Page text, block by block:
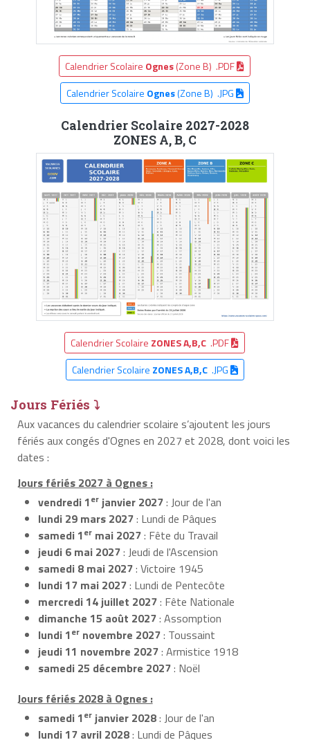
Calendrier Scolaire Ognes(Zone B) .PDF
Calendrier Scolaire Ognes(Zone B) .JPG
Calendrier Scolaire 2027-2028
ZONES A, B, C
Calendrier Scolaire ZONES A,B,C .PDF
Calendrier Scolaire ZONES A,B,C.JPG
Jours Fériés ⤵
Aux vacances du calendrier scolaire s’ajoutent les jours
fériés aux congés d'Ognes en 2027 et 2028, dont voici les
dates :
Jours fériés 2027 à Ognes :
vendredi 1er janvier 2027: Jour de l'an
lundi 29 mars 2027: Lundi de Pâques
samedi 1er mai 2027: Fête du Travail
jeudi 6 mai 2027: Jeudi de l'Ascension
samedi 8 mai 2027: Victoire 1945
lundi 17 mai 2027: Lundi de Pentecôte
mercredi 14 juillet 2027: Fête Nationale
dimanche 15 août 2027: Assomption
lundi 1er novembre 2027: Toussaint
jeudi 11 novembre 2027: Armistice 1918
samedi 25 décembre 2027: Noël
Jours fériés 2028 à Ognes :
samedi 1er janvier 2028: Jour de l'an
lundi 17 avril 2028: Lundi de Pâques